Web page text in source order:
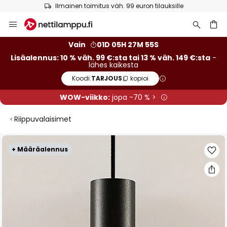
Ilmainen toimitus väh. 99 euron tilauksille
to
Vain
01D 05H 27M 55S
Lisäalennus: 10 % väh. 99 €:sta tai 13 % väh. 149 €:sta -
lähes kaikesta
Koodi:TARJOUS kopioi
WOW-viikko:jopa -70 % >
Riippuvalaisimet
+ Määräalennus
Skip